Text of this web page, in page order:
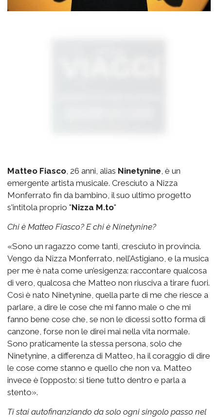
Matteo Fiasco , 26 anni, alias Ninetynine , è un
emergente artista musicale. Cresciuto a Nizza
Monferrato fin da bambino, il suo ultimo progetto
s'intitola proprio "Nizza M.to"
Chi è Matteo Fiasco? E chi è Ninetynine?
«Sono un ragazzo come tanti, cresciuto in provincia.
Vengo da Nizza Monferrato, nell’Astigiano, e la musica
per me è nata come un’esigenza: raccontare qualcosa
di vero, qualcosa che Matteo non riusciva a tirare fuori.
Così è nato Ninetynine, quella parte di me che riesce a
parlare, a dire le cose che mi fanno male o che mi
fanno bene cose che, se non le dicessi sotto forma di
canzone, forse non le direi mai nella vita normale.
Sono praticamente la stessa persona, solo che
Ninetynine, a differenza di Matteo, ha il coraggio di dire
le cose come stanno e quello che non va. Matteo
invece è l’opposto: si tiene tutto dentro e parla a
stento».
Ti stai autofinanziando da solo ogni singolo passo nel